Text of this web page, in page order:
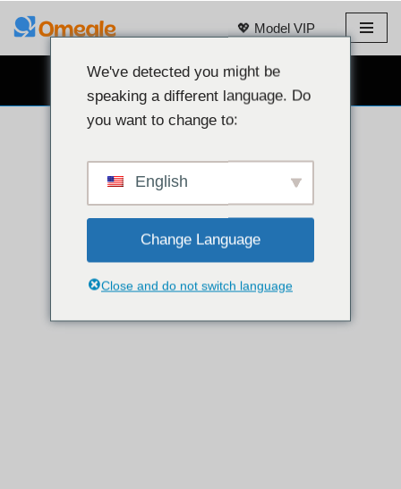
💖 Model VIP
OBROLAN WEBCAM GRATIS 👉
We've detected you might be
speaking a different language. Do
you want to change to:
English
Change Language
Close and do not switch language